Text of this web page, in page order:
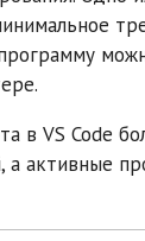
в VS Code
а активные